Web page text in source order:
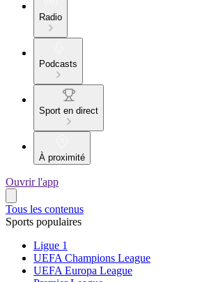
Radio
Podcasts
Sport en direct
À proximité
Ouvrir l'app
Tous les contenus
Sports populaires
Ligue 1
UEFA Champions League
UEFA Europa League